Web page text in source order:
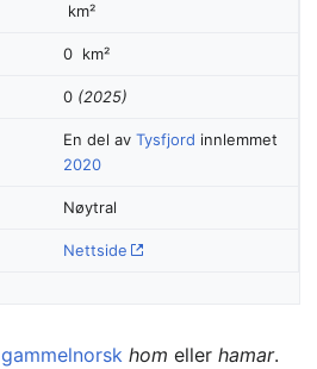
km²
0 km²
0 (2025)
En del av Tysfjord innlemmet
2020
Nøytral
Nettside
gammelnorsk hom eller hamar.